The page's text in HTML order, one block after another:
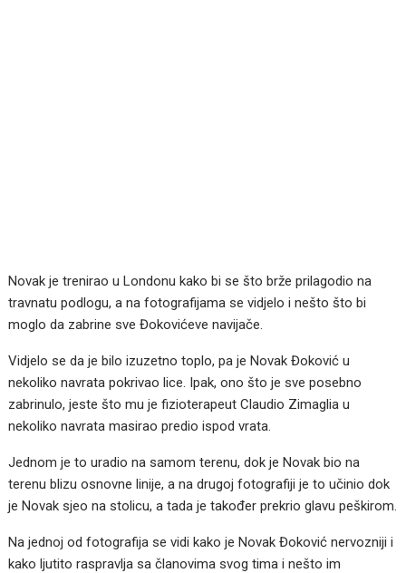
Novak je trenirao u Londonu kako bi se što brže prilagodio na
travnatu podlogu, a na fotografijama se vidjelo i nešto što bi
moglo da zabrine sve Đokovićeve navijače.
Vidjelo se da je bilo izuzetno toplo, pa je Novak Đoković u
nekoliko navrata pokrivao lice. Ipak, ono što je sve posebno
zabrinulo, jeste što mu je fizioterapeut Claudio Zimaglia u
nekoliko navrata masirao predio ispod vrata.
Jednom je to uradio na samom terenu, dok je Novak bio na
terenu blizu osnovne linije, a na drugoj fotografiji je to učinio dok
je Novak sjeo na stolicu, a tada je također prekrio glavu peškirom.
Na jednoj od fotografija se vidi kako je Novak Đoković nervozniji i
kako ljutito raspravlja sa članovima svog tima i nešto im